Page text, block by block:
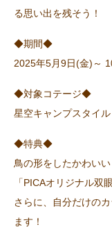
る思い出を残そう！
◆期間◆
2025年5月9日(金)～
◆対象コテージ◆
星空キャンプスタイル
◆特典◆
鳥の形をしたかわい
「PICAオリジナル双
さらに、自分だけの
ます！